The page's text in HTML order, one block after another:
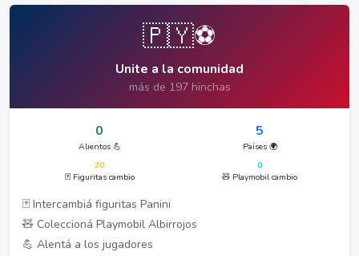
🇵🇾⚽
Unite a la comunidad
más de 197 hinchas
0
Alientos 💪
5
Países 🌍
20
🃏 Figuritas cambio
0
🧸 Playmobil cambio
🃏 Intercambiá figuritas Panini
🧸 Coleccioná Playmobil Albirrojos
💪 Alentá a los jugadores